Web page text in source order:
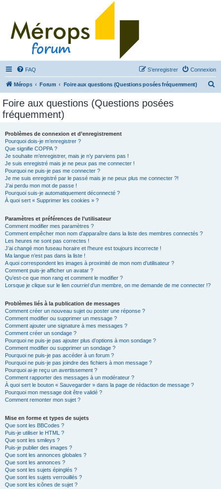
FAQ Connexion
S’enregistrer
Mérops Forum Foire aux questions (Questions posées fréquemment)
Foire aux questions (Questions posées
fréquemment)
Problèmes de connexion et d’enregistrement
Pourquoi dois-je m’enregistrer ?
Que signifie COPPA ?
Je souhaite m’enregistrer, mais je n’y parviens pas !
Je suis enregistré mais je ne peux pas me connecter !
Pourquoi ne puis-je pas me connecter ?
Je me suis enregistré par le passé mais je ne peux plus me connecter ?!
J’ai perdu mon mot de passe !
Pourquoi suis-je automatiquement déconnecté ?
À quoi sert « Supprimer les cookies » ?
Paramètres et préférences de l’utilisateur
Comment modifier mes paramètres ?
Comment empêcher mon nom d’apparaître dans la liste des membres connectés ?
Les heures ne sont pas correctes !
J’ai changé mon fuseau horaire et l’heure est toujours incorrecte !
Ma langue n’est pas dans la liste !
A quoi correspondent les images à proximité de mon nom d’utilisateur ?
Comment puis-je afficher un avatar ?
Qu’est-ce que mon rang et comment le modifier ?
Lorsque je clique sur le lien courrield’un membre, on me demande de me connecter !?
Problèmes liés à la publication de messages
Comment créer un nouveau sujet ou poster une réponse ?
Comment modifier ou supprimer un message ?
Comment ajouter une signature à mes messages ?
Comment créer un sondage ?
Pourquoi ne puis-je pas ajouter plus d’options à mon sondage ?
Comment modifier ou supprimer un sondage ?
Pourquoi ne puis-je pas accéder à un forum ?
Pourquoi ne puis-je pas joindre des fichiers à mon message ?
Pourquoi ai-je reçu un avertissement ?
Comment rapporter des messages à un modérateur ?
À quoi sert le bouton « Sauvegarder » dans la page de rédaction de message ?
Pourquoi mon message doit être validé ?
Comment remonter mon sujet ?
Mise en forme et types de sujets
Que sont les BBCodes ?
Puis-je utiliser le HTML ?
Que sont les smileys ?
Puis-je publier des images ?
Que sont les annonces globales ?
Que sont les annonces ?
Que sont les sujets épinglés ?
Que sont les sujets verrouillés ?
Que sont les icônes de sujet ?